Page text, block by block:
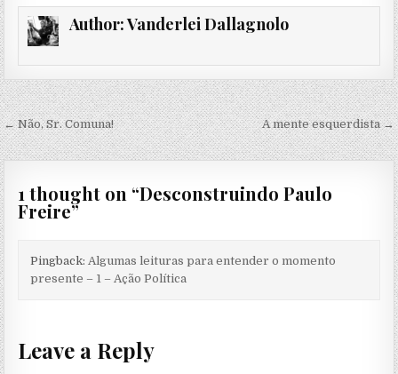
Author:Vanderlei Dallagnolo
Post
navigation
← Não, Sr. Comuna! A mente esquerdista →
1 thought on “Desconstruindo Paulo
Freire”
Pingback: Algumas leituras para entender o momento
presente – 1 – Ação Política
Leave a Reply